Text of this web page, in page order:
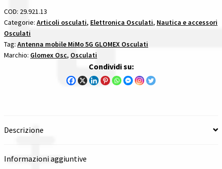
Spedizioni in italia
Tutte le categorie dei prodotti
Glomex
antenne
gsm
mobile
4g
COD: 29.921.13
Categorie: Articoli osculati, Elettronica Osculati, Nautica e accessori
Osculati
Tag: Antenna mobile MiMo 5G GLOMEX Osculati
Marchio: Glomex Osc, Osculati
Condividi su:
Descrizione
Informazioni aggiuntive